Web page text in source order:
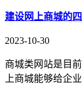
建设网上商城的
2023-10-30
商城类网站是目
上商城能够给企